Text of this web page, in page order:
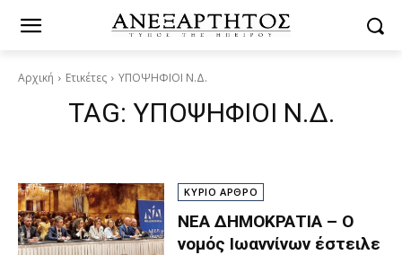
Αρχική Ετικέτες ΥΠΟΨΗΦΙΟΙ Ν.Δ.
TAG: ΥΠΟΨΗΦΙΟΙ Ν.Δ.
ΚΥΡΙΟ ΑΡΘΡΟ
ΝΕΑ ΔΗΜΟΚΡΑΤΙΑ – Ο
νομός Ιωαννίνων έστειλε